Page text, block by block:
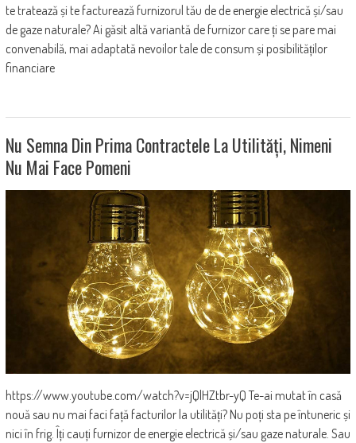
te tratează și te facturează furnizorul tău de de energie electrică și/sau
de gaze naturale? Ai găsit altă variantă de furnizor care ți se pare mai
convenabilă, mai adaptată nevoilor tale de consum și posibilităților
financiare
Nu Semna Din Prima Contractele La Utilități, Nimeni
Nu Mai Face Pomeni
https://www.youtube.com/watch?v=jQlHZtbr-yQ Te-ai mutat în casă
nouă sau nu mai faci față facturilor la utilități? Nu poți sta pe întuneric și
nici în frig. Îți cauți furnizor de energie electrică și/sau gaze naturale. Sau